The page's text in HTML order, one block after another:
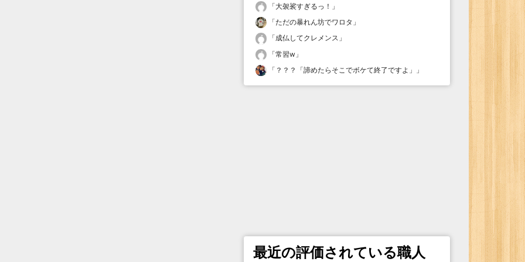
「大袈裟すぎるっ！ 」
「ただの暴れん坊でワロタ 」
「成仏してクレメンス 」
「常習w 」
「 ？？？「諦めたらそこでボケて終了ですよ」 」
最近の評価されている職人